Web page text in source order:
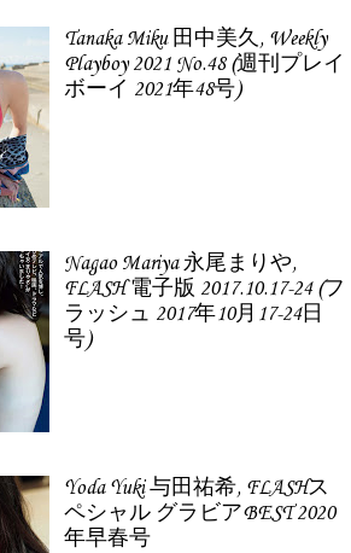
Tanaka Miku 田中美久, Weekly
Playboy 2021 No.48 (週刊プレイ
ボーイ 2021年48号)
Nagao Mariya 永尾まりや,
FLASH 電子版 2017.10.17-24 (フ
ラッシュ 2017年10月17-24日
号)
Yoda Yuki 与田祐希, FLASHス
ペシャル グラビアBEST 2020
年早春号